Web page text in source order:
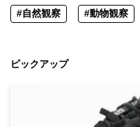
#自然観察 #動物観察
ピックアップ